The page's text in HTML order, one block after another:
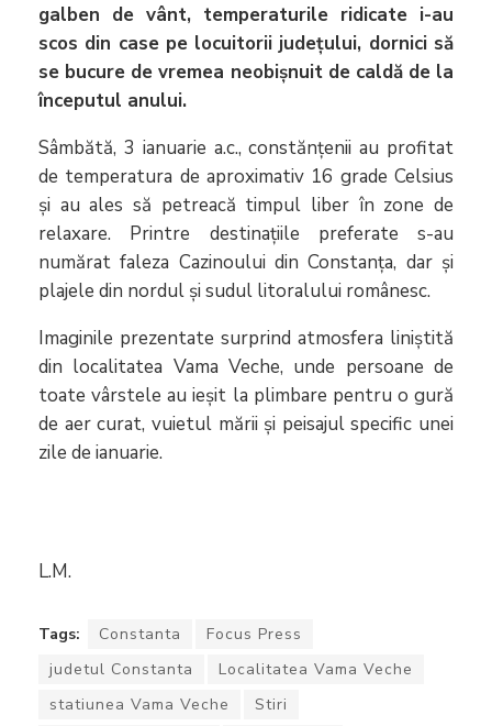
galben de vânt, temperaturile ridicate i-au
scos din case pe locuitorii județului, dornici să
se bucure de vremea neobișnuit de caldă de la
începutul anului.
Sâmbătă, 3 ianuarie a.c., constănțenii au profitat
de temperatura de aproximativ 16 grade Celsius
și au ales să petreacă timpul liber în zone de
relaxare. Printre destinațiile preferate s-au
numărat faleza Cazinoului din Constanța, dar și
plajele din nordul și sudul litoralului românesc.
Imaginile prezentate surprind atmosfera liniștită
din localitatea Vama Veche, unde persoane de
toate vârstele au ieșit la plimbare pentru o gură
de aer curat, vuietul mării și peisajul specific unei
zile de ianuarie.
L.M.
Tags: Constanta
Focus Press
judetul Constanta
Localitatea Vama Veche
statiunea Vama Veche
Stiri